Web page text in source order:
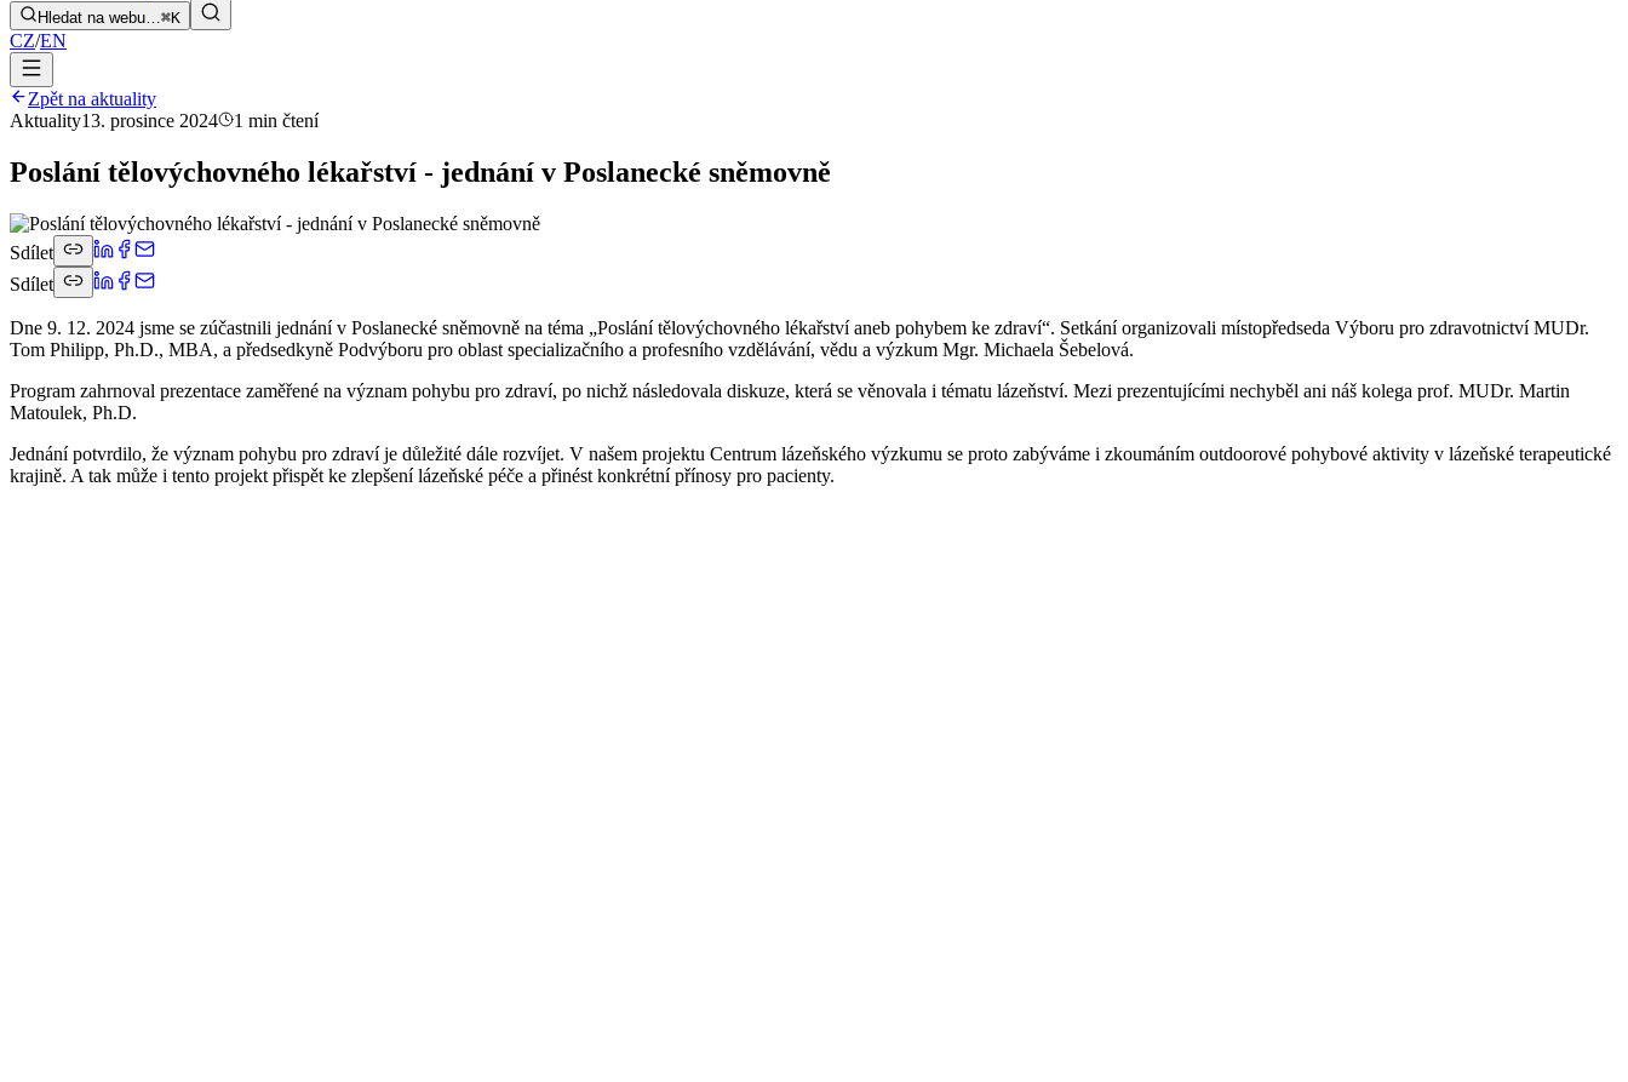
Hledat na webu…⌘K
CZ/EN
Zpět na aktuality
Aktuality13. prosince 2024 1 min čtení
Poslání tělovýchovného lékařství - jednání v Poslanecké sněmovně
Sdílet
Sdílet
Dne 9. 12. 2024 jsme se zúčastnili jednání v Poslanecké sněmovně na téma „Poslání tělovýchovného lékařství aneb pohybem ke zdraví“. Setkání organizovali místopředseda Výboru pro zdravotnictví MUDr.
Tom Philipp, Ph.D., MBA, a předsedkyně Podvýboru pro oblast specializačního a profesního vzdělávání, vědu a výzkum Mgr. Michaela Šebelová.
Program zahrnoval prezentace zaměřené na význam pohybu pro zdraví, po nichž následovala diskuze, která se věnovala i tématu lázeňství. Mezi prezentujícími nechyběl ani náš kolega prof. MUDr. Martin
Matoulek, Ph.D.
Jednání potvrdilo, že význam pohybu pro zdraví je důležité dále rozvíjet. V našem projektu Centrum lázeňského výzkumu se proto zabýváme i zkoumáním outdoorové pohybové aktivity v lázeňské terapeutické
krajině. A tak může i tento projekt přispět ke zlepšení lázeňské péče a přinést konkrétní přínosy pro pacienty.